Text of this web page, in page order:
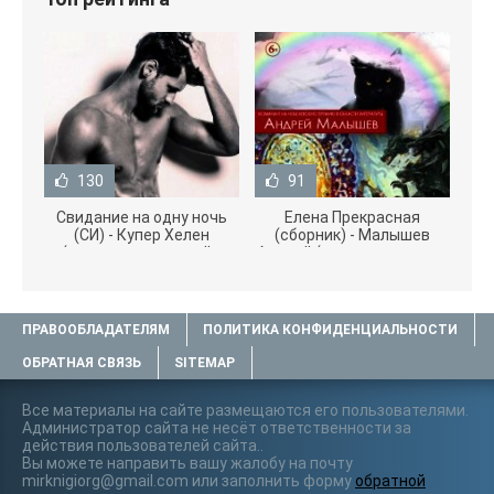
130
Свидание на одну ночь
(СИ) - Купер Хелен
(читать книги онлайн
91
Елена Прекрасная
(сборник) - Малышев
Андрей (книги полностью
ПРАВООБЛАДАТЕЛЯМ ПОЛИТИКА КОНФИДЕНЦИАЛЬНОСТИ
ОБРАТНАЯ СВЯЗЬ SITEMAP
Все материалы на сайте размещаются его пользователями.
Администратор сайта не несёт ответственности за
действия пользователей сайта..
Вы можете направить вашу жалобу на почту
mirknigiorg@gmail.com или заполнить форму обратной